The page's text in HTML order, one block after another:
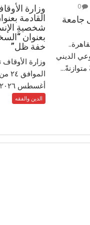
0
جامعة
الديني
وزارة
القادمة
شخصيةِ
بعنوان
خفة ظل”
وزارة
أغسطس ٢٠٢٦م والمقالاتِ...
الدين والفقه